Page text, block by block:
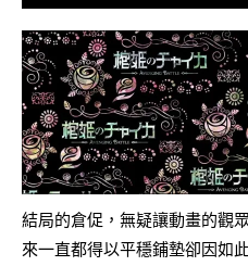
結局的倉促，無疑讓動畫的觀
來一直都得以平穩鋪墊卻因如